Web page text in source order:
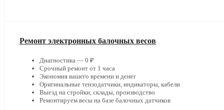
Ремонт электронных балочных весов
Диагностика — 0 ₽
Срочный ремонт от 1 часа
Экономия вашего времени и денег
Оригинальные тензодатчики, индикаторы, кабели
Выезд на стройки, склады, производство
Ремонтируем весы на базе балочных датчиков